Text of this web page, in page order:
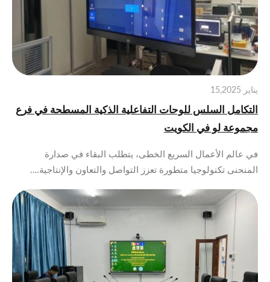
يناير 15,2025
التكامل السلس للوحات التفاعلية الذكية المسطحة في فرع
مجموعة لو في الكويت
في عالم الأعمال السريع الخطى، يتطلب البقاء في صدارة
المنحنى تكنولوجيا متطورة تعزز التواصل والتعاون والإنتاجية.…